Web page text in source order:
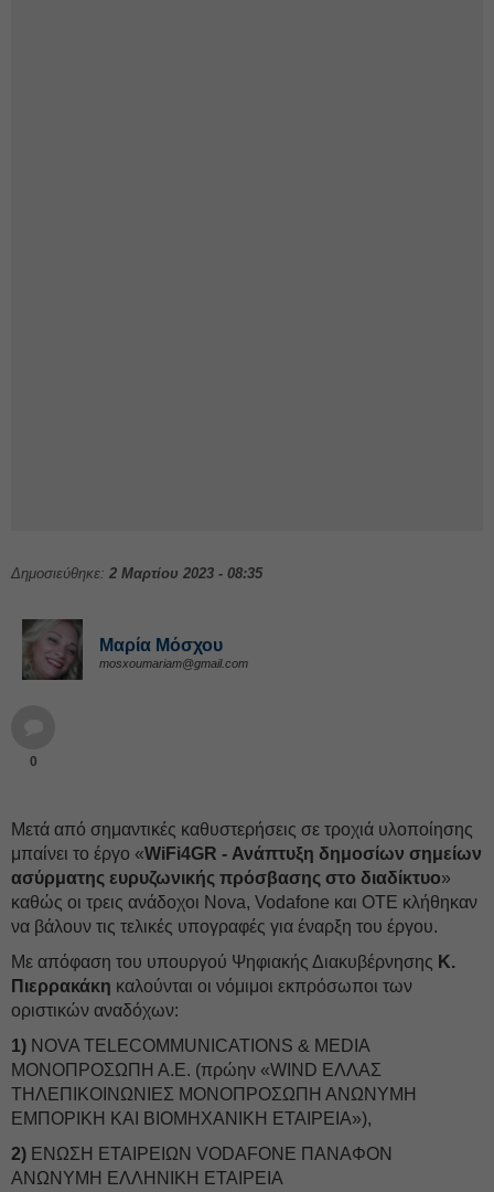
Δημοσιεύθηκε: 2 Μαρτίου 2023 - 08:35
Μαρία Μόσχου
mosxoumariam@gmail.com
0
Μετά από σημαντικές καθυστερήσεις σε τροχιά υλοποίησης
μπαίνει το έργο «WiFi4GR - Ανάπτυξη δημοσίων σημείων
ασύρματης ευρυζωνικής πρόσβασης στο διαδίκτυο»
καθώς οι τρεις ανάδοχοι Nova, Vodafone και ΟTΕ κλήθηκαν
να βάλουν τις τελικές υπογραφές για έναρξη του έργου.
Με απόφαση του υπουργού Ψηφιακής Διακυβέρνησης Κ.
Πιερρακάκη καλούνται οι νόμιμοι εκπρόσωποι των
οριστικών αναδόχων:
1) NOVA TELECOMMUNICATIONS & MEDIA
ΜΟΝΟΠΡΟΣΩΠΗ Α.Ε. (πρώην «WIND ΕΛΛΑΣ
ΤΗΛΕΠΙΚΟΙΝΩΝΙΕΣ ΜΟΝΟΠΡΟΣΩΠΗ ΑΝΩΝΥΜΗ
ΕΜΠΟΡΙΚΗ ΚΑΙ ΒΙΟΜΗΧΑΝΙΚΗ ΕΤΑΙΡΕΙΑ»),
2) ΕΝΩΣΗ ΕΤΑΙΡΕΙΩΝ VODAFONE ΠΑΝΑΦΟΝ
ΑΝΩΝΥΜΗ ΕΛΛΗΝΙΚΗ ΕΤΑΙΡEΙΑ